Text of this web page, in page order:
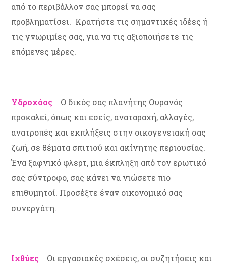
από το περιβάλλον σας μπορεί να σας
προβληματίσει. Κρατήστε τις σημαντικές ιδέες ή
τις γνωριμίες σας, για να τις αξιοποιήσετε τις
επόμενες μέρες.
Υδροχόος Ο δικός σας πλανήτης Ουρανός
προκαλεί, όπως και εσείς, αναταραχή, αλλαγές,
ανατροπές και εκπλήξεις στην οικογενειακή σας
ζωή, σε θέματα σπιτιού και ακίνητης περιουσίας.
Ένα ξαφνικό φλερτ, μια έκπληξη από τον ερωτικό
σας σύντροφο, σας κάνει να νιώσετε πιο
επιθυμητοί. Προσέξτε έναν οικονομικό σας
συνεργάτη.
Ιχθύες
Οι εργασιακές σχέσεις, οι συζητήσεις και